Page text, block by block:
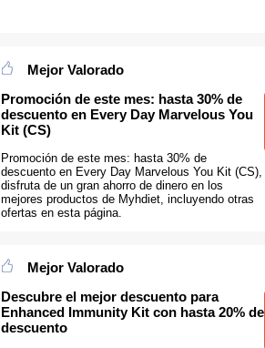
Mejor Valorado
Promoción de este mes: hasta 30% de
descuento en Every Day Marvelous You
Kit (CS)
Promoción de este mes: hasta 30% de
descuento en Every Day Marvelous You Kit (CS),
disfruta de un gran ahorro de dinero en los
mejores productos de Myhdiet, incluyendo otras
ofertas en esta página.
Mejor Valorado
Descubre el mejor descuento para
Enhanced Immunity Kit con hasta 20% de
descuento